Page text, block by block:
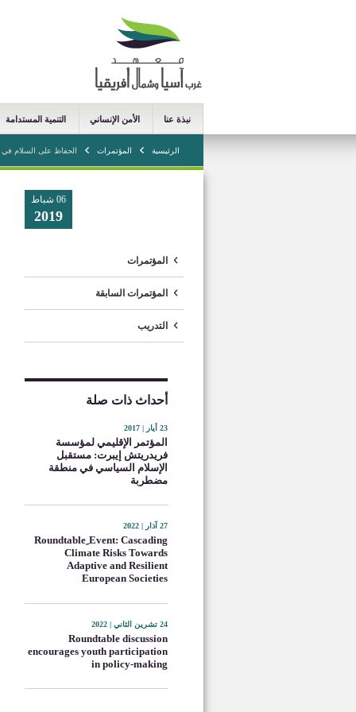
نبذة عنا الأمن الإنساني التنمية المستدامة
الرئيسية المؤتمرات الحفاظ على السلام
06 شباط
2019
المؤتمرات
المؤتمرات السابقة
التدريب
أحداث ذات صلة
23 أيار | 2017
المؤتمر الإقليمي لمؤسسة
فريدريتش إيبرت: مستقبل
الإسلام السياسي في منطقة
مضطربة
27 آذار | 2022
Roundtable ِEvent: Cascading
Climate Risks Towards
Adaptive and Resilient
European Societies
24 تشرين الثاني | 2022
Roundtable discussion
encourages youth participation
in policy-making